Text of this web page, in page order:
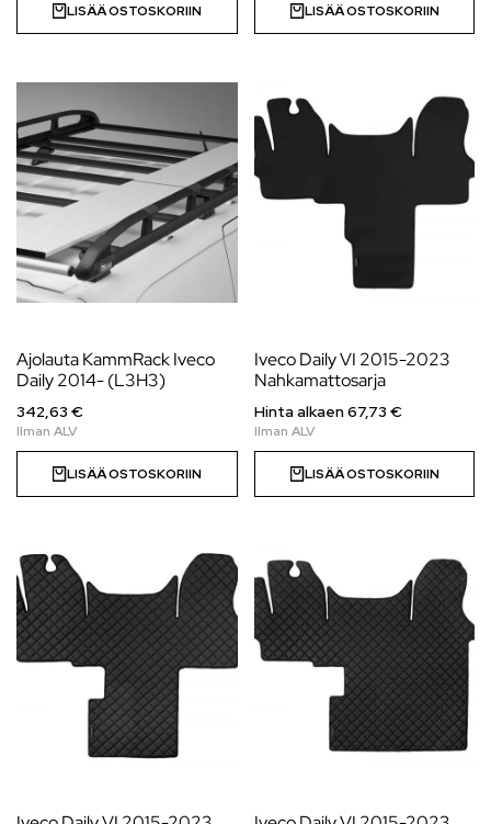
LISÄÄ OSTOSKORIIN LISÄÄ OSTOSKORIIN
Ajolauta KammRack Iveco
Daily 2014- (L3H3)
342,63 €
LISÄÄ OSTOSKORIIN
Iveco Daily VI 2015-2023
Nahkamattosarja
Hinta alkaen 67,73 €
LISÄÄ OSTOSKORIIN